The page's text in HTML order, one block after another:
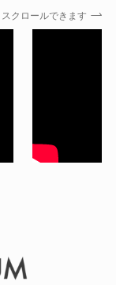
スクロールできます